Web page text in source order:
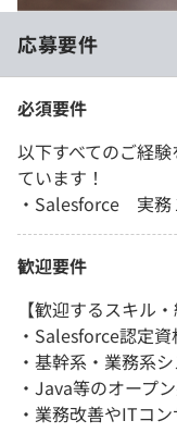
応募要件
必須要件
以下すべてのご経
ています！
・Salesforce 実務
歓迎要件
【歓迎するスキル・
・Salesforce認定
・基幹系・業務系
・Java等のオープ
・業務改善やITコ